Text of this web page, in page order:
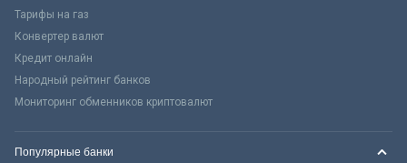
Тарифы на газ
Конвертер валют
Кредит онлайн
Народный рейтинг банков
Мониторинг обменников криптовалют
Популярные банки